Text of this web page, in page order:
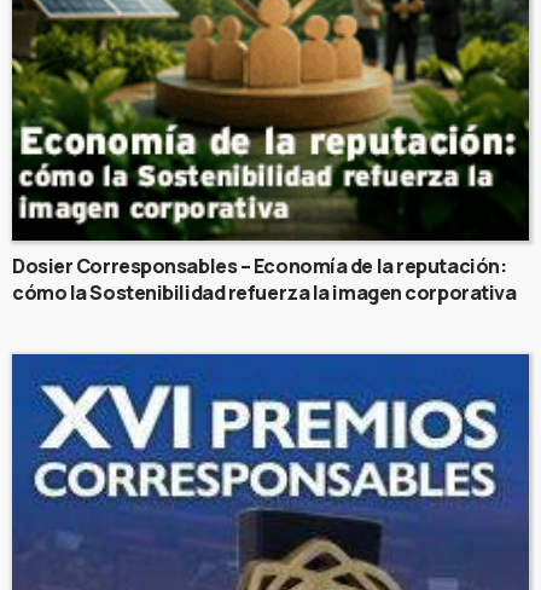
Dosier Corresponsables – Economía de la reputación:
cómo la Sostenibilidad refuerza la imagen corporativa